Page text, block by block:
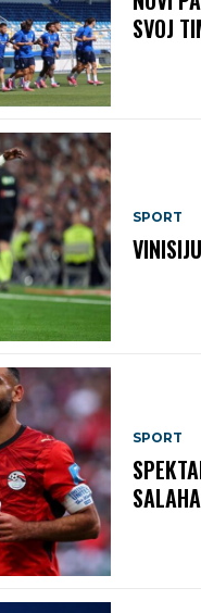
SVOJ
SPORT
SPORT
SALAHA